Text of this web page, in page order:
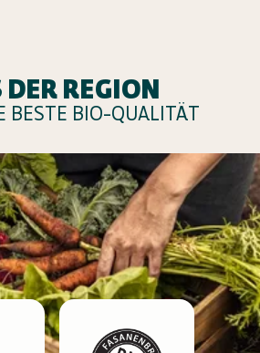
REGION
BESTE BIO-QUALITÄT